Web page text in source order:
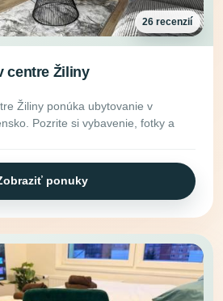
26 recenzií
centre Žiliny
Žiliny ponúka ubytovanie v
Pozrite si vybavenie, fotky a
ponuky